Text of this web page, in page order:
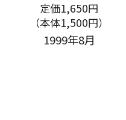
定価1,650円
（本体1,500円）
1999年8月